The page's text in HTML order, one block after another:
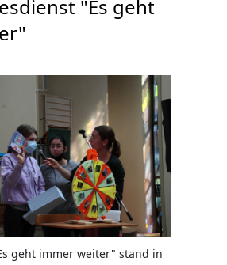
"Es geht
geht immer weiter" stand in